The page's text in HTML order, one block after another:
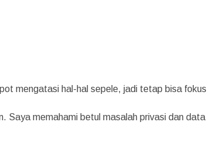
mengatasi hal-hal sepele, jadi tetap bisa fokus
Saya memahami betul masalah privasi dan data